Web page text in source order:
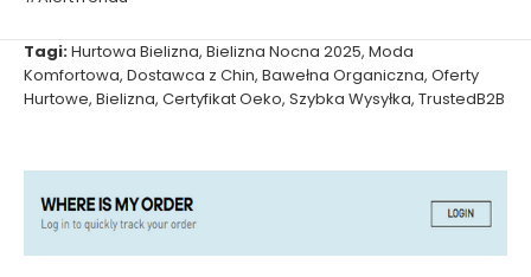
Tagi:Hurtowa Bielizna, Bielizna Nocna 2025, Moda
Komfortowa, Dostawca z Chin, Bawełna Organiczna, Oferty
Hurtowe, Bielizna, Certyfikat Oeko, Szybka Wysyłka, TrustedB2B